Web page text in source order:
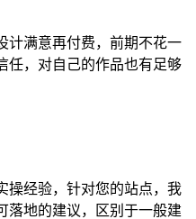
计满意再付费，前期不花一
任，对自己的作品也有足够
操经验，针对您的站点，我
落地的建议，区别于一般建